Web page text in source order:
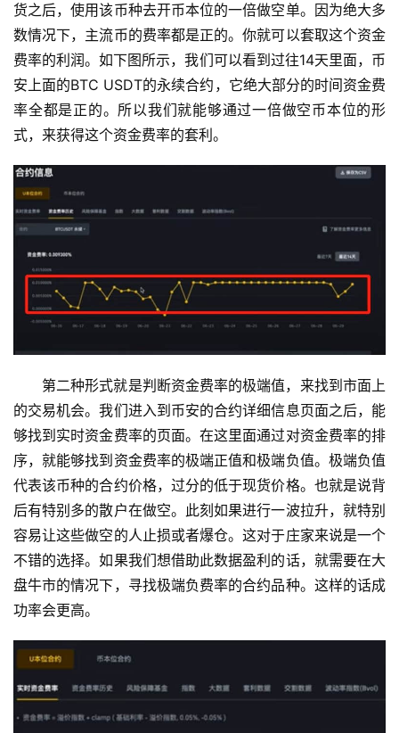
货之后，使用该币种去开币本位的一倍做空单。因为绝大多
数情况下，主流币的费率都是正的。你就可以套取这个资金
费率的利润。如下图所示，我们可以看到过往14天里面，币
安上面的BTC USDT的永续合约，它绝大部分的时间资金费
率全都是正的。所以我们就能够通过一倍做空币本位的形
式，来获得这个资金费率的套利。
第二种形式就是判断资金费率的极端值，来找到市面上
的交易机会。我们进入到币安的合约详细信息页面之后，能
够找到实时资金费率的页面。在这里面通过对资金费率的排
序，就能够找到资金费率的极端正值和极端负值。极端负值
代表该币种的合约价格，过分的低于现货价格。也就是说背
后有特别多的散户在做空。此刻如果进行一波拉升，就特别
容易让这些做空的人止损或者爆仓。这对于庄家来说是一个
不错的选择。如果我们想借助此数据盈利的话，就需要在大
盘牛市的情况下，寻找极端负费率的合约品种。这样的话成
功率会更高。